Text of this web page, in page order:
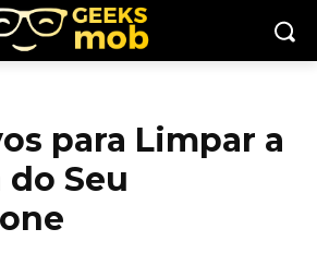
para Limpar a
Seu